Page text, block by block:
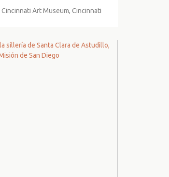
Cincinnati Art Museum, Cincinnati